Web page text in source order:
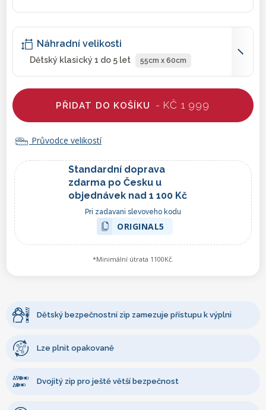
Náhradní velikosti
Dětský klasický 1 do 5 let 55cm x 60cm
PŘIDAT DO KOŠÍKU - KČ 1 999
Průvodce velikostí
Standardní doprava
zdarma po Česku u
objednávek nad 1 100 Kč
Pri zadavani slevoveho kodu
ORIGINAL5
*Minimální útrata 1100Kč.
Dětský bezpečnostní zip zamezuje přístupu k výplni
Lze plnit opakovaně
Dvojitý zip pro ještě větší bezpečnost